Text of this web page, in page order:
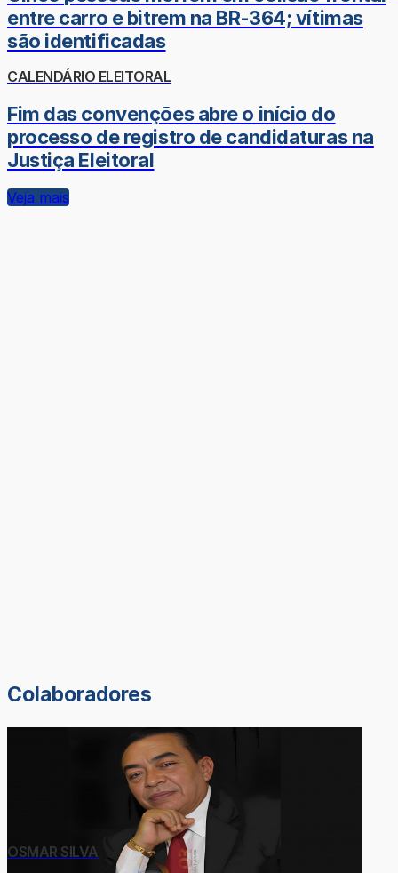
entre carro e bitrem na BR-364; vítimas
são identificadas
CALENDÁRIO ELEITORAL
Fim das convenções abre o início do
processo de registro de candidaturas na
Justiça Eleitoral
Veja mais
Colaboradores
OSMAR SILVA